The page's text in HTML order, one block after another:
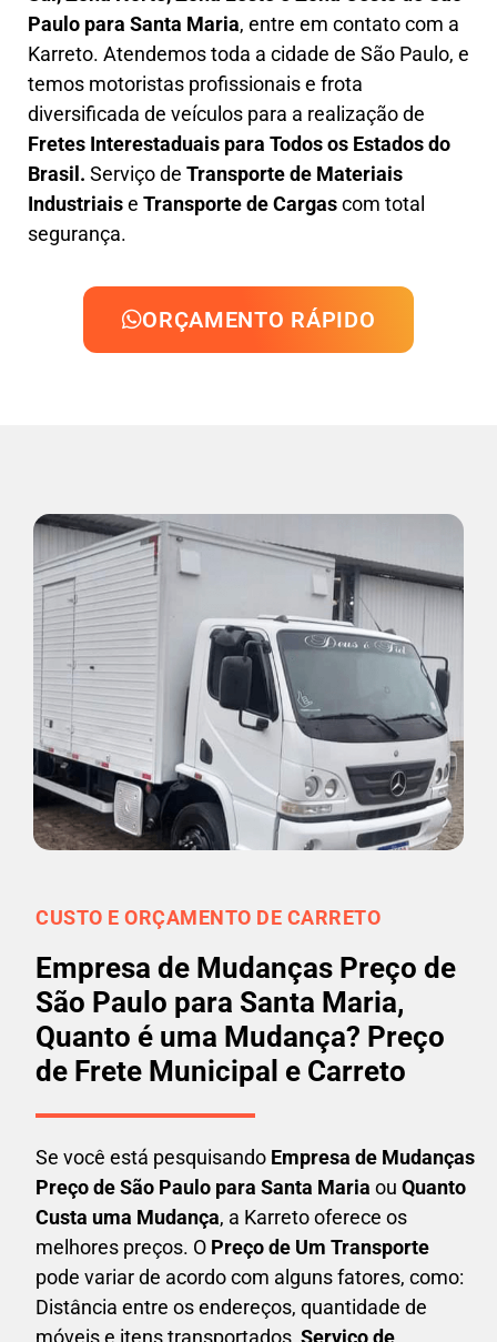
Paulo para Santa Maria, entre em contato com a
Karreto. Atendemos toda a cidade de São Paulo, e
temos motoristas profissionais e frota
diversificada de veículos para a realização de
Fretes Interestaduais para Todos os Estados do
Brasil. Serviço de Transporte de Materiais
Industriaise Transporte de Cargascom total
segurança.
ORÇAMENTO RÁPIDO
CUSTO E ORÇAMENTO DE CARRETO
Empresa de Mudanças Preço de
São Paulo para Santa Maria,
Quanto é uma Mudança? Preço
de Frete Municipal e Carreto
Se você está pesquisando Empresa de Mudanças
Preço de São Paulo para Santa Maria ou Quanto
Custa uma Mudança, a Karreto oferece os
melhores preços. O Preço de Um Transporte
pode variar de acordo com alguns fatores, como:
Distância entre os endereços, quantidade de
móveis e itens transportados, Serviço de